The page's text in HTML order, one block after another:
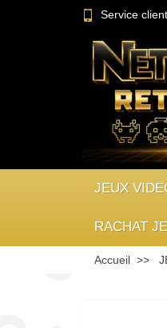
Service
JEUX
RACHAT
Accueil